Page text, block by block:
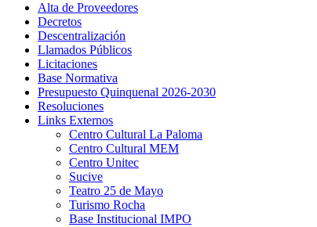
Alta de Proveedores
Decretos
Descentralización
Llamados Públicos
Licitaciones
Base Normativa
Presupuesto Quinquenal 2026-2030
Resoluciones
Links Externos
Centro Cultural La Paloma
Centro Cultural MEM
Centro Unitec
Sucive
Teatro 25 de Mayo
Turismo Rocha
Base Institucional IMPO